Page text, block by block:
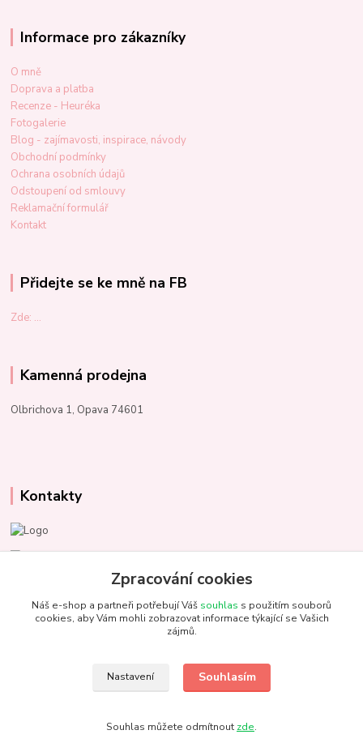
Informace pro zákazníky
O mně
Doprava a platba
Recenze - Heuréka
Fotogalerie
Blog - zajímavosti, inspirace, návody
Obchodní podmínky
Ochrana osobních údajů
Odstoupení od smlouvy
Reklamační formulář
Kontakt
Přidejte se ke mně na FB
Zde: ...
Kamenná prodejna
Olbrichova 1, Opava 74601
Kontakty
Marcela Kupková
+420 731 153 484
info@unezbednychklubicek.cz
@ 2022 U nezbedných klubíček. Všechna práva vyhrazena.
Zpracování cookies
Náš e-shop a partneři potřebují Váš souhlas s použitím souborů
cookies, aby Vám mohli zobrazovat informace týkající se Vašich
zájmů.
Nastavení Souhlasím
Souhlas můžete odmítnout zde.